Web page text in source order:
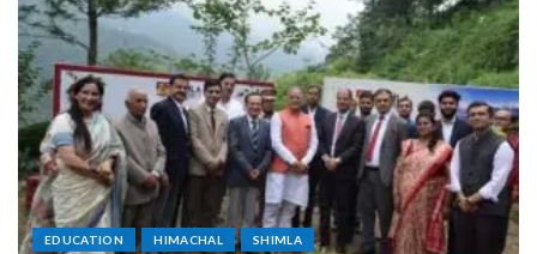
EDUCATION HIMACHAL SHIMLA